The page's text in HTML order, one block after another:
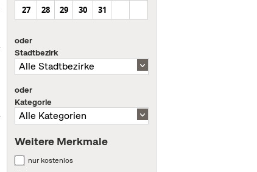
27
28 29 30 31
oder
Stadtbezirk
oder
Kategorie
Weitere Merkmale
nur kostenlos